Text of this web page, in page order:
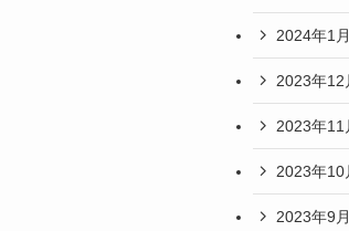
2024年1月
2023年12
2023年11
2023年10
2023年9月